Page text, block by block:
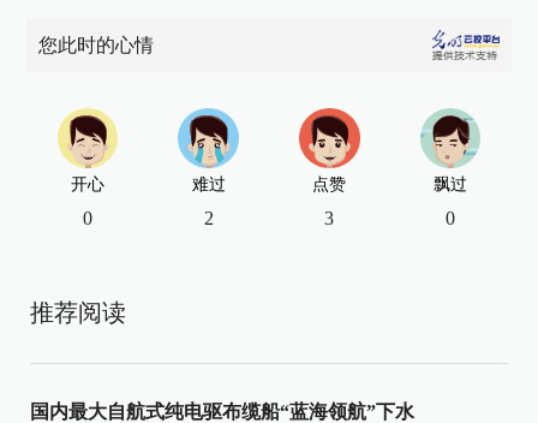
您此时的心情
开心
0
难过
2
点赞
3
飘过
0
推荐阅读
国内最大自航式纯电驱布缆船“蓝海领航”下水